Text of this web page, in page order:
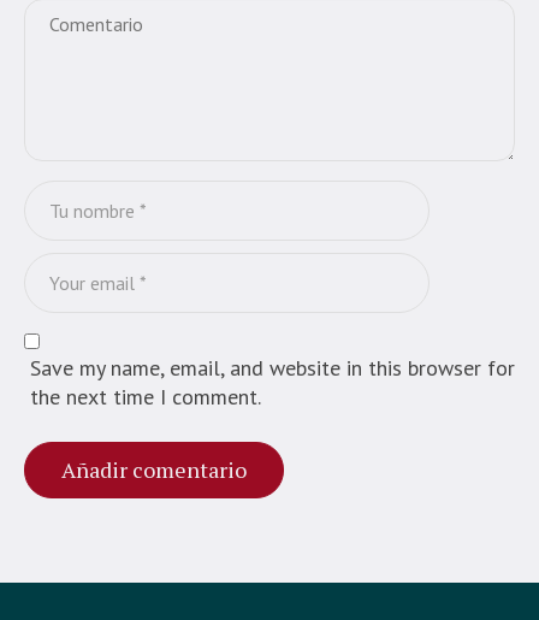
Save my name, email, and website in this browser for
the next time I comment.